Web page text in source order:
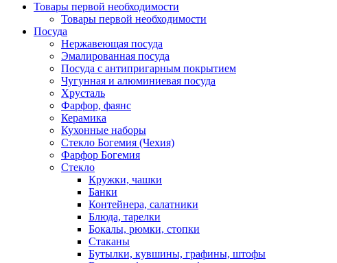
Товары первой необходимости
Товары первой необходимости
Посуда
Нержавеющая посуда
Эмалированная посуда
Посуда с антипригарным покрытием
Чугунная и алюминиевая посуда
Хрусталь
Фарфор, фаянс
Керамика
Кухонные наборы
Стекло Богемия (Чехия)
Фарфор Богемия
Стекло
Кружки, чашки
Банки
Контейнера, салатники
Блюда, тарелки
Бокалы, рюмки, стопки
Стаканы
Бутылки, кувшины, графины, штофы